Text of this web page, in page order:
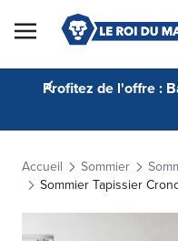
Skip to Content
Profitez de l'offre :
Accueil Sommier
Sommier Tapissier